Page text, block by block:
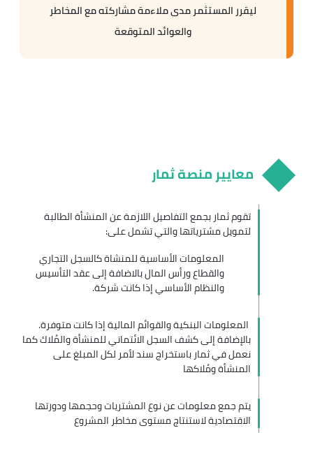
ليقرر المستثمر مدى ملاءمة مشاركته مع المخاطر
والعوائد المتوقعة
معايير منصة ثمار
تقوم ثمار بجمع التفاصيل اللازمة عن المنشأة الطالبة
لتمويل مشترياتها والتي تشمل على:
المعلومات الأساسية للمنشاة كالسجل التجاري
والقطاع ورأس المال بالاضافة إلى عقد التأسيس
والنظام الأساسي إذا كانت شركة.
المعلومات البنكية والقوائم المالية إذا كانت متوفرة.
بالإضافة إلى كشف السجل الائتماني للمنشأة والمُلاك كما
نعمل في ثمار باستخراج سند لأمر لكل المبلغ على
المنشأة ومُلاكها
يتم جمع معلومات عن نوع المشتريات وحجمها ودورتها
الاقتصادية لاستنتاج مستوى مخاطر المشروع